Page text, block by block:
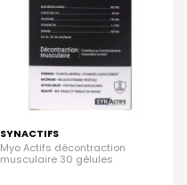
SYNACTIFS
Myo Actifs décontraction
musculaire 30 gélules